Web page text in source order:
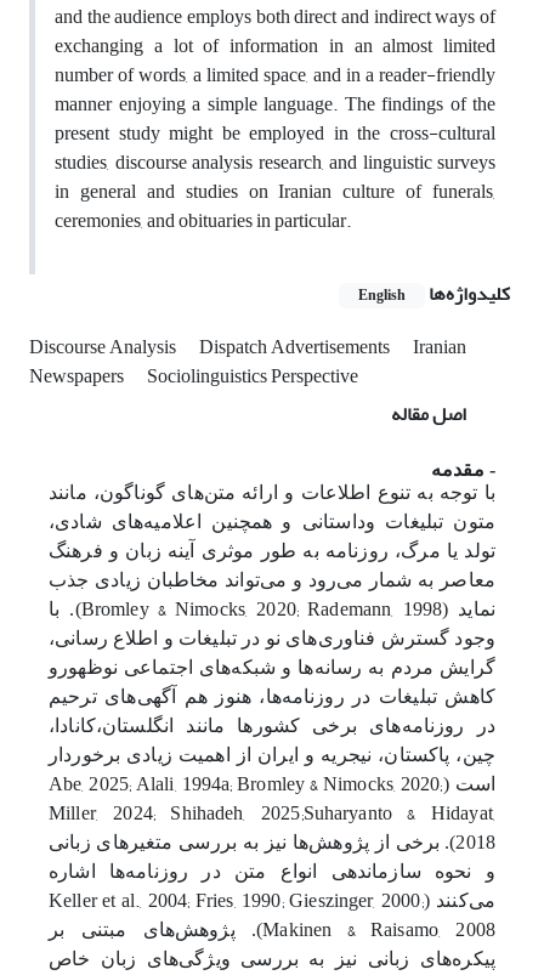
and the audience employs both direct and indirect ways of
exchanging a lot of information in an almost limited
number of words, a limited space, and in a reader-friendly
manner enjoying a simple language. The findings of the
present study might be employed in the cross-cultural
studies, discourse analysis research, and linguistic surveys
in general and studies on Iranian culture of funerals,
ceremonies, and obituaries in particular.
کلیدواژه‌ها
English
Discourse Analysis Dispatch Advertisements
Iranian
Newspapers
Sociolinguistics Perspective
اصل مقاله
- مقدمه
با توجه به تنوع اطلاعات و ارائه متن‌های گوناگون، مانند
متون تبلیغات وداستانی و همچنین اعلامیه‌های شادی،
تولد یا مرگ، روزنامه به طور موثری آینه زبان و فرهنگ
معاصر به شمار می‌رود و می‌تواند مخاطبان زیادی جذب
نماید (Bromley & Nimocks, 2020; Rademann, 1998). با
وجود گسترش فناوری‌های نو در تبلیغات و اطلاع رسانی،
گرایش مردم به رسانه‌ها و شبکه‌های اجتماعی نوظهورو
کاهش تبلیغات در روزنامه‌ها، هنوز هم آگهی‌های ترحیم
در روزنامه‌های برخی کشورها مانند انگلستان،کانادا،
چین، پاکستان، نیجریه و ایران از اهمیت زیادی برخوردار
است (Abe, 2025; Alali, 1994a; Bromley & Nimocks, 2020;
Miller, 2024; Shihadeh, 2025;Suharyanto & Hidayat,
2018
). برخی از پژوهش‌ها نیز به بررسی متغیرهای زبانی
و نحوه سازماندهی انواع متن در روزنامه‌ها اشاره
می‌کنند (Keller et al., 2004; Fries, 1990; Gieszinger, 2000;
Makinen & Raisamo, 2008). پژوهش‌های مبتنی بر
پیکره‌های زبانی نیز به بررسی ویژگی‌های زبان خاص